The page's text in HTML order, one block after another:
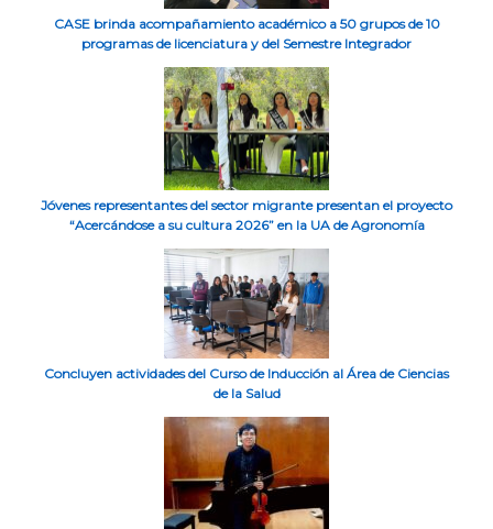
CASE brinda acompañamiento académico a 50 grupos de 10
programas de licenciatura y del Semestre Integrador
Jóvenes representantes del sector migrante presentan el proyecto
“Acercándose a su cultura 2026” en la UA de Agronomía
Concluyen actividades del Curso de Inducción al Área de Ciencias
de la Salud